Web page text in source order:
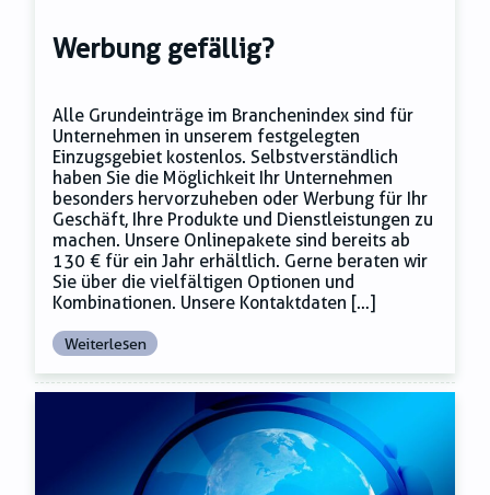
Werbung gefällig?
Alle Grundeinträge im Branchenindex sind für
Unternehmen in unserem festgelegten
Einzugsgebiet kostenlos. Selbstverständlich
haben Sie die Möglichkeit Ihr Unternehmen
besonders hervorzuheben oder Werbung für Ihr
Geschäft, Ihre Produkte und Dienstleistungen zu
machen. Unsere Onlinepakete sind bereits ab
130 € für ein Jahr erhältlich. Gerne beraten wir
Sie über die vielfältigen Optionen und
Kombinationen. Unsere Kontaktdaten […]
Weiterlesen